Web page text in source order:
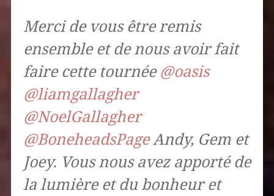
Merci de vous être remis
ensemble et de nous avoir fait
faire cette tournée @oasis
@liamgallagher
@NoelGallagher
@BoneheadsPageAndy, Gem et
Joey. Vous nous avez apporté de
la lumière et du bonheur et